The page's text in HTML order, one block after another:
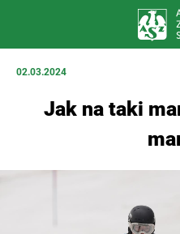
02.03.2024
Jak na taki